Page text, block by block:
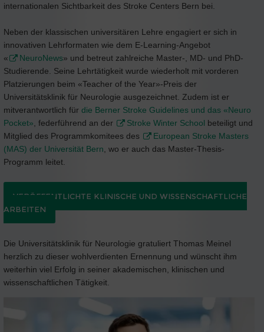
internationalen Sichtbarkeit des Stroke Centers Bern bei.
Neben der klassischen universitären Lehre engagiert er sich in
innovativen Lehrformaten wie dem E-Learning-Angebot
«
NeuroNews» und betreut zahlreiche Master-, MD- und PhD-
Studierende. Seine Lehrtätigkeit wurde wiederholt mit vorderen
Platzierungen beim «Teacher of the Year»-Preis der
Universitätsklinik für Neurologie ausgezeichnet. Zudem ist er
mitverantwortlich für die Berner Stroke Guidelines und das «Neuro
Pocket» , federführend an der Stroke Winter School beteiligt und
Mitglied des Programmkomitees des
European Stroke Masters
(MAS) der Universität Bern , wo er auch das Master-Thesis-
Programm leitet.
VERÖFFENTLICHTE KLINISCHE UND WISSENSCHAFTLICHE
ARBEITEN
Die Universitätsklinik für Neurologie gratuliert Thomas Meinel
herzlich zu dieser wohlverdienten Ernennung und wünscht ihm
weiterhin viel Erfolg in seiner akademischen, klinischen und
wissenschaftlichen Tätigkeit.